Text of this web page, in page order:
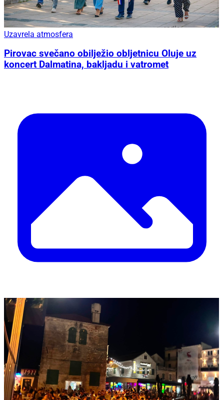
Uzavrela atmosfera
Pirovac svečano obilježio obljetnicu Oluje uz
koncert Dalmatina, bakljadu i vatromet